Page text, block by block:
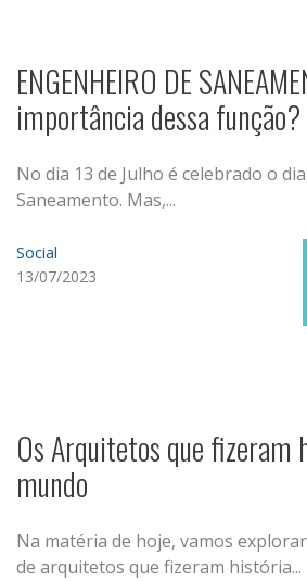
ENGENHEIRO DE
importância dessa função?
No dia 13 de Julho é celebrado o
Saneamento. Mas,...
Social
13/07/2023
Os Arquitetos que fizeram
mundo
Na matéria de hoje, vamos
de arquitetos que fizeram história...